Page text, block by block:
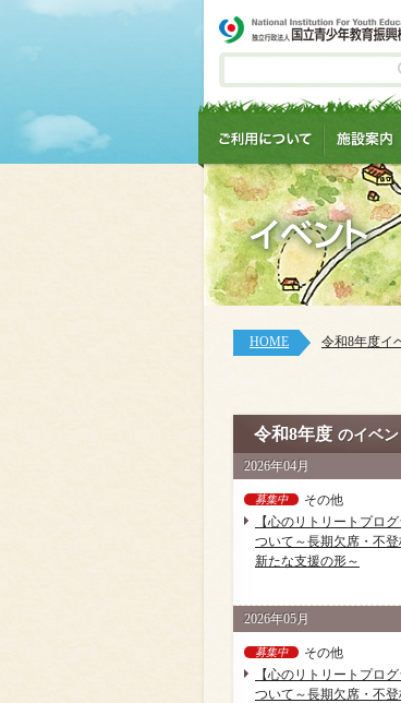
HOME 令和8年度イ
令和8年度 のイベ
2026年04月
募集中
その他
【心のリトリートプロ
ついて～長期欠席・不
新たな支援の形～
2026年05月
募集中
その他
【心のリトリートプロ
ついて～長期欠席・不